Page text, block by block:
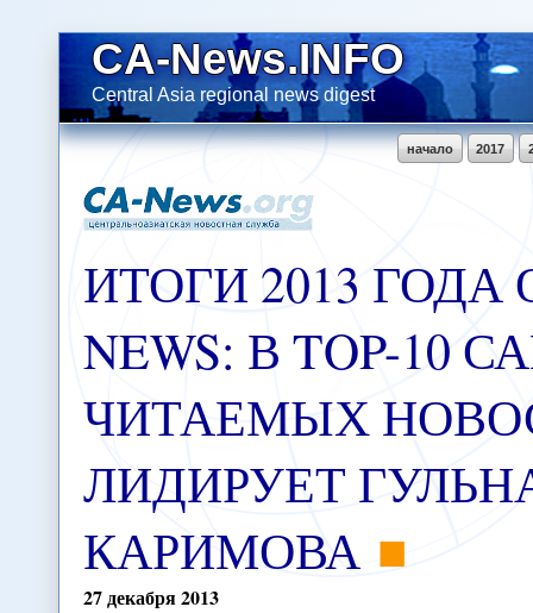
CA-News.INFO
Central Asia regional news digest
2017
начало
ИТОГИ 2013 ГОДА
NEWS: В TOP-10
ЧИТАЕМЫХ
ЛИДИРУЕТ
КАРИМОВА
27декабря2013